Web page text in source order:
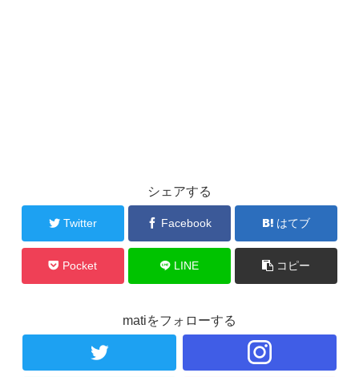
シェアする
Twitter Facebook はてブ
Pocket LINE コピー
matiをフォローする